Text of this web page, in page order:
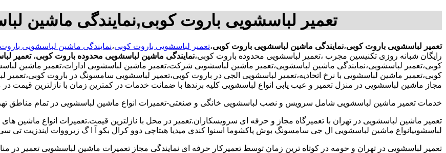
تعمیر لباسشویی باروت کوبی,نمایندگی ماشین
تعمیر لباسشویی باروت کوبی،نمایندگی ماشین لباسشویی باروت کوبی،تعمیر لباسشویی باروت کوبی،نمایندگی ماشین لباسشویی
رایگان شبانه روزی تکنیسین مجرب ،تعمیر لباسشویی محدوده باروت کوبی،نمایندگی ماشین لباسشویی محدوده باروت کوبی، تعمیر
کوبی،تعمیر لباسشویی،نمایندگی ماشین لباسشویی،تعمیر ماشین لباسشویی شرکت،تعمیر ماشین لباسشویی ادارات،تعمیر ماشین
کوبی،تعمیر ماشین لباسشویی با نرخ اتحادیه،تعمیر لباسشویی الجی در باروت کوبی،تعمیر لباسشویی سامسونگ در باروت
مجاز ماشین لباسشویی در منزل تعمیر و عیب یابی انواع لباسشویی کلیه برندها با ضمانت خدمات در کمترین زمان با نازلترین
خدمات تعمیر ماشین لباسشویی شامل سرویس و نصب لباسشویی خانگی و صنعتی-تعمیرات انواع ماشین لباسشویی در تمام مناطق
تعمیر ماشین لباسشویی در تهران با تعمیرگاه مجاز و حرفه ای سرویسکاران.تعمیر در محل با نازلترین قیمت.تعمیرات انواع ماشین
لباسشوییانواع ماشین لباسشویی ال جی سامسونگ بوش پاکشوما اسنوا کندی میدیا هیتاچی دوو کرال بکو آ ا گ زیرووات ایندزیت تی
تعمیر لباسشویی در تهران و حومه در کوتاه ترین زمان توسط تعمیرکار حرفه ای نمایندگی مجاز تعمیرات ماشین لباسشویی تعمیر